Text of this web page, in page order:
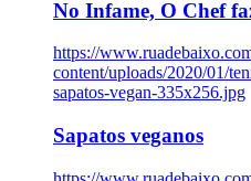
No Infame, O Chef
https://
content/uploads/2020/01/
sapatos-vegan-335x256.jpg
Sapatos veganos